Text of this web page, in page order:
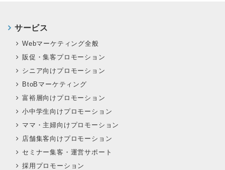
サービス
Webマーケティング全般
販促・集客プロモーション
シニア向けプロモーション
BtoBマーケティング
富裕層向けプロモーション
小中学生向けプロモーション
ママ・主婦向けプロモーション
店舗集客向けプロモーション
セミナー集客・運営サポート
採用プロモーション